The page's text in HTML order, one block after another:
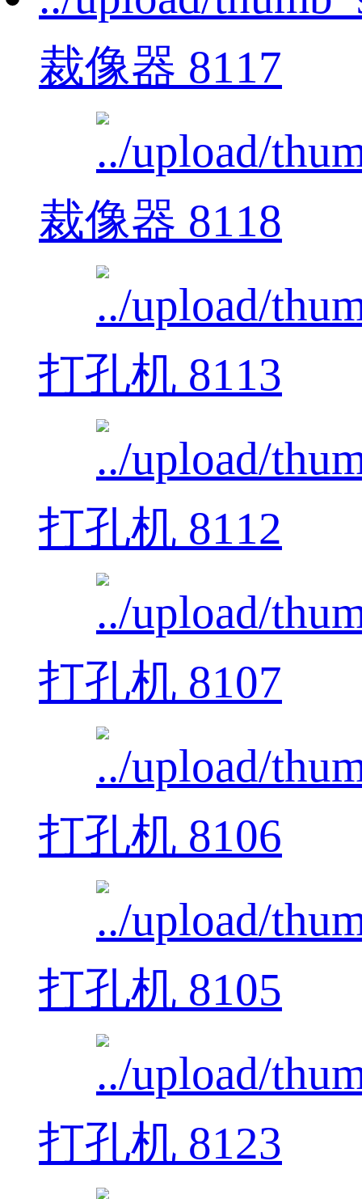
裁像器 8117
裁像器 8118
打孔机 8113
打孔机 8112
打孔机 8107
打孔机 8106
打孔机 8105
打孔机 8123